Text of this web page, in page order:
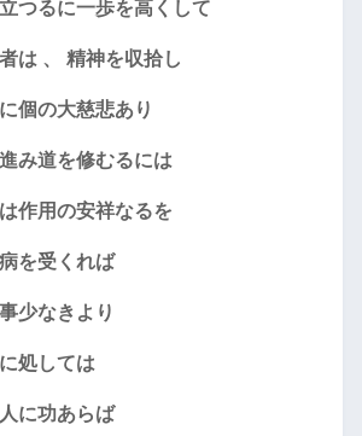
つるに一歩を高くして
は 、 精神を収拾し
個の大慈悲あり
み道を修むるには
作用の安祥なるを
を受くれば
少なきより
処しては
に功あらば